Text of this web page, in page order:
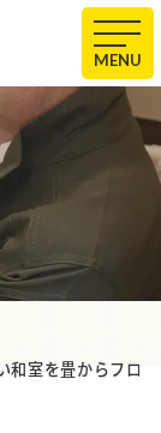
MENU
室を畳からフロ